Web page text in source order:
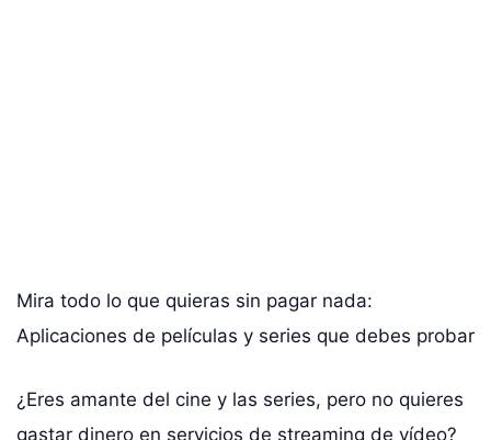
Mira todo lo que quieras sin pagar nada:
Aplicaciones de películas y series que debes probar
¿Eres amante del cine y las series, pero no quieres
gastar dinero en servicios de streaming de vídeo?